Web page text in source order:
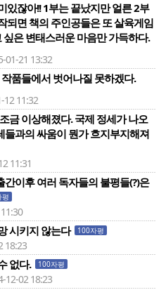
있잖아!! 1부는 끝났지만 얼른 2부
되면 책의 주인공들은 또 살육게임
은 변태스러운 마음만 가득하다.
21 13:32
품들에서 벗어나질 못하겠다.
11:32
금 이상해졌다. 국제 정세가 나오
과의 싸움이 뭔가 흐지부지해져
11:31
이후 여러 독자들의 불평들(?)은
평
시키지 않는다 100자평
18:23
없다. 100자평
02 18:23